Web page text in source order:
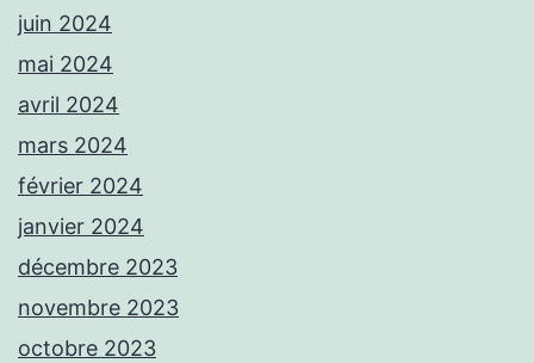
juin 2024
mai 2024
avril 2024
mars 2024
février 2024
janvier 2024
décembre 2023
novembre 2023
octobre 2023